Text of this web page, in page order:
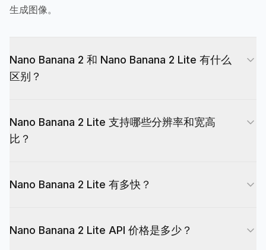
生成图像。
Nano Banana 2 和 Nano Banana 2 Lite 有什么
区别？
输出以获得最高质量。Nano Banana 2 Lite 针对速
度和成本优化：约 4 秒生成（快约 2.7 倍），仅支
Nano Banana 2 Lite 支持哪些分辨率和宽高
比？
4K。它支持 14 种宽高比，包括 1:1、3:2、2:3、
Nano Banana 2 Lite 有多快？
果——比 Nano Banana 2 快约 2.7 倍——因此适
Nano Banana 2 Lite API 价格是多少？